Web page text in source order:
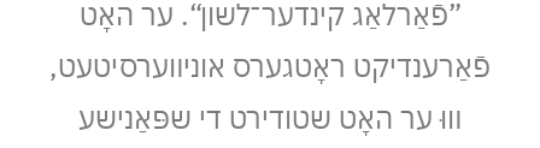
”פֿאַרלאַג קינדער־לשון“. ער האָט
פֿאַרענדיקט ראָטגערס אוניװערסיטעט,
װוּ ער האָט שטודירט די שפּאַנישע